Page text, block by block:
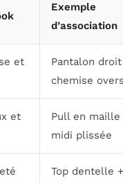
Exemple
d’association
et
Pantalon
chemise
et
Pull en maille
midi plissée
Top dentelle